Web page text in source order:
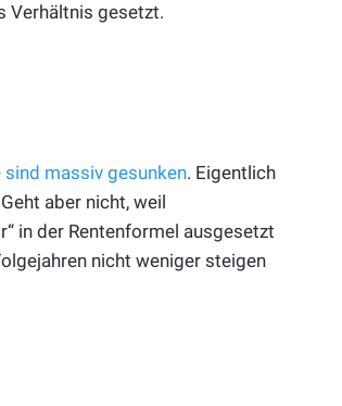
Verhältnis gesetzt.
sind massiv gesunken. Eigentlich
aber nicht, weil
in der Rentenformel ausgesetzt
nicht weniger steigen